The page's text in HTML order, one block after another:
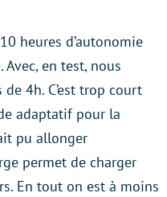
heures d’autonomie
en test, nous
4h. C’est trop court
adaptatif pour la
pu allonger
permet de charger
En tout on est à moins